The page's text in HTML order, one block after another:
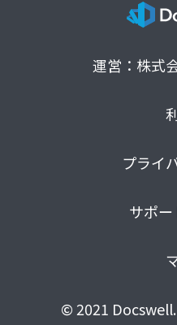
運営：株式
プライ
サポ
© 2021